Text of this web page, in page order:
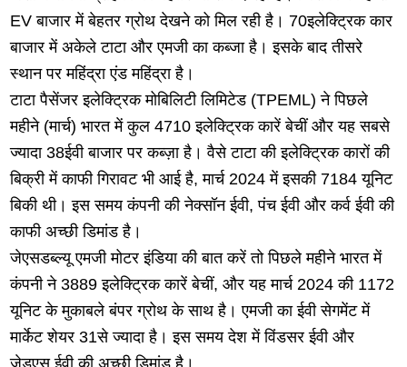
EV बाजार में बेहतर ग्रोथ देखने को मिल रही है। 70इलेक्ट्रिक कार
बाजार में अकेले टाटा और एमजी का कब्जा है। इसके बाद तीसरे
स्थान पर महिंद्रा एंड महिंद्रा है।
टाटा पैसेंजर इलेक्ट्रिक मोबिलिटी लिमिटेड (TPEML) ने पिछले
महीने (मार्च) भारत में कुल 4710 इलेक्ट्रिक कारें बेचीं और यह सबसे
ज्यादा 38ईवी बाजार पर कब्ज़ा है। वैसे टाटा की इलेक्ट्रिक कारों की
बिक्री में काफी गिरावट भी आई है, मार्च 2024 में इसकी 7184 यूनिट
बिकी थी। इस समय कंपनी की नेक्सॉन ईवी, पंच ईवी और कर्व ईवी की
काफी अच्छी डिमांड है।
जेएसडब्ल्यू एमजी मोटर इंडिया की बात करें तो पिछले महीने भारत में
कंपनी ने 3889 इलेक्ट्रिक कारें बेचीं, और यह मार्च 2024 की 1172
यूनिट के मुकाबले बंपर ग्रोथ के साथ है। एमजी का ईवी सेगमेंट में
मार्केट शेयर 31से ज्यादा है। इस समय देश में विंडसर ईवी और